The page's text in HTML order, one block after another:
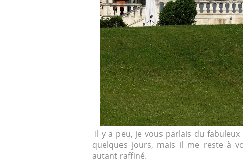
Il y a peu, je vous parlais du fabuleux
quelques jours, mais il me reste à
autant raffiné.